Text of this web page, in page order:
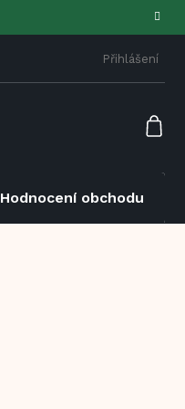
Přihlášení
Hodnocení obchodu